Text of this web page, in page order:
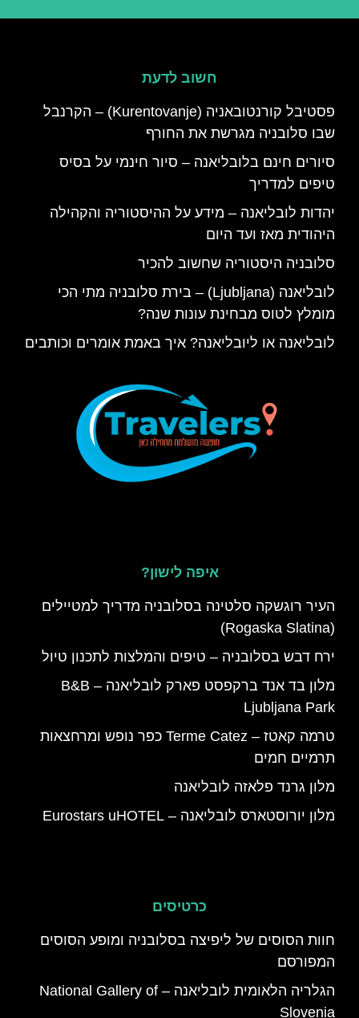
חשוב לדעת
פסטיבל קורנטובאניה (Kurentovanje) – הקרנבל
שבו סלובניה מגרשת את החורף
סיורים חינם בלובליאנה – סיור חינמי על בסיס
טיפים למדריך
יהדות לובליאנה – מידע על ההיסטוריה והקהילה
היהודית מאז ועד היום
סלובניה היסטוריה שחשוב להכיר
לובליאנה (Ljubljana) – בירת סלובניה מתי הכי
מומלץ לטוס מבחינת עונות שנה?
לובליאנה או ליובליאנה? איך באמת אומרים וכותבים
איפה לישון?
העיר רוגשקה סלטינה בסלובניה מדריך למטיילים
(Rogaska Slatina)
ירח דבש בסלובניה – טיפים והמלצות לתכנון טיול
מלון בד אנד ברקפסט פארק לובליאנה – B&B
Ljubljana Park
טרמה קאטז – Terme Catez כפר נופש ומרחצאות
תרמיים חמים
מלון גרנד פלאזה לובליאנה
מלון יורוסטארס לובליאנה – Eurostars uHOTEL
כרטיסים
‪חוות הסוסים של ליפיצה בסלובניה ומופע הסוסים
המפורסם
הגלריה הלאומית לובליאנה – National Gallery of
Slovenia